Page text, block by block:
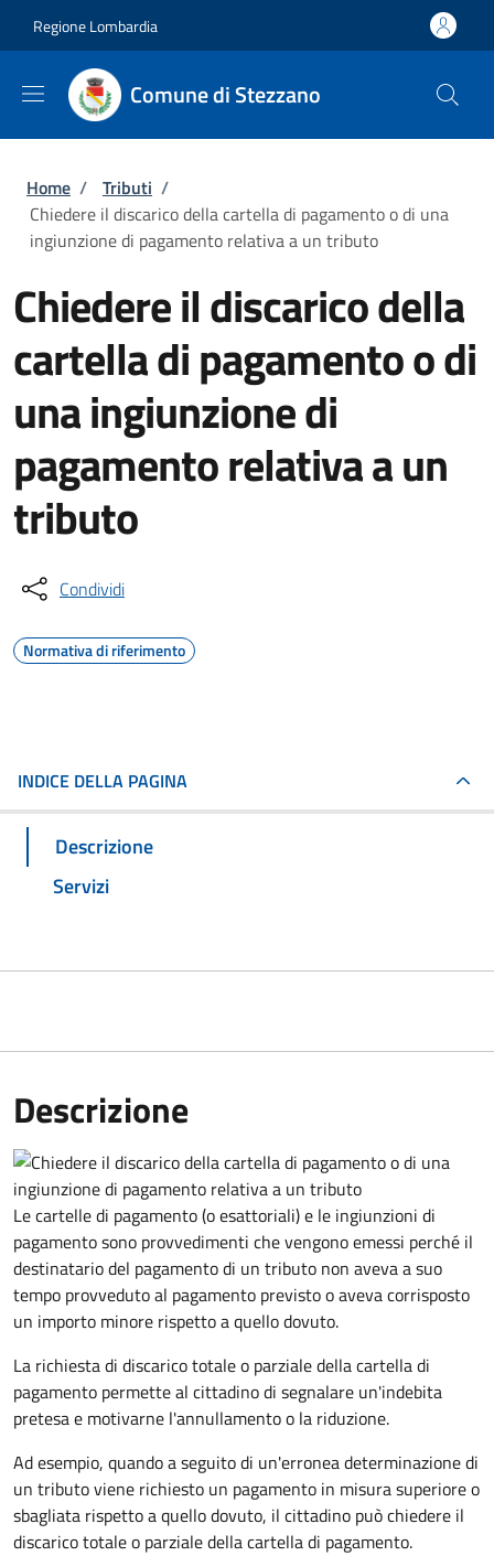
Regione Lombardia
Comune di Stezzano
Briciole di pane
Home / Tributi /
Chiedere il discarico della cartella di pagamento o di una
ingiunzione di pagamento relativa a un tributo
Chiedere il discarico della
cartella di pagamento o di
una ingiunzione di
pagamento relativa a un
tributo
Condividi
Normativa di riferimento
INDICE DELLA PAGINA
Descrizione
Servizi
Descrizione
Le cartelle di pagamento (o esattoriali) e le ingiunzioni di
pagamento sono provvedimenti che vengono emessi perché il
destinatario del pagamento di un tributo non aveva a suo
tempo provveduto al pagamento previsto o aveva corrisposto
un importo minore rispetto a quello dovuto.
La richiesta di discarico totale o parziale della cartella di
pagamento permette al cittadino di segnalare un'indebita
pretesa e motivarne l'annullamento o la riduzione.
Ad esempio, quando a seguito di un'erronea determinazione di
un tributo viene richiesto un pagamento in misura superiore o
sbagliata rispetto a quello dovuto, il cittadino può chiedere il
discarico totale o parziale della cartella di pagamento.